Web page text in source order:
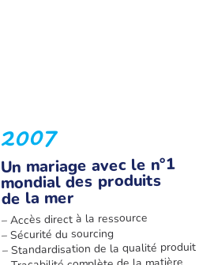
2007
Un mariage avec le n°1
mondial des produits
de la mer
– Accès direct à la ressource
– Sécurité du sourcing
– Standardisation de la qualité produit